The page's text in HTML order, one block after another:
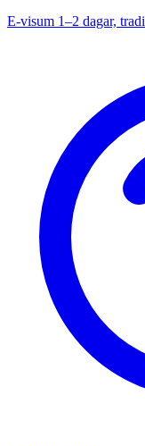
E-visum 1–2 dagar,